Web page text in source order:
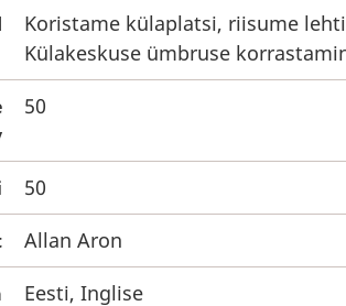
Koristame külaplatsi, riisume
Külakeskuse ümbruse
50
50
Allan Aron
Eesti, Inglise